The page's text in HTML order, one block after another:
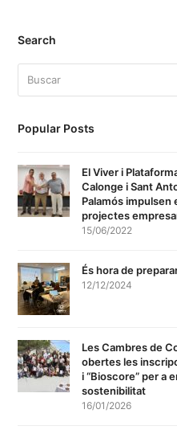
Search
Popular Posts
El Viver i
Calonge i Sant
Palamós impulsen
projectes
15/06/2022
És hora de
12/12/2024
Les Cambres de
obertes les
i “Bioscore” per a
sostenibilitat
16/01/2026